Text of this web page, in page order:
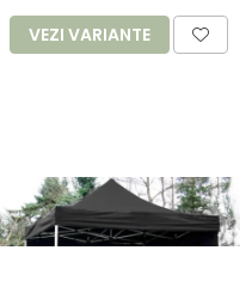
VEZI VARIANTE